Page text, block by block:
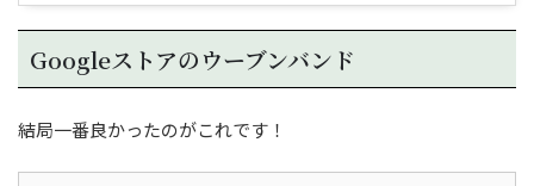
Googleストアのウーブンバンド
結局一番良かったのがこれです！